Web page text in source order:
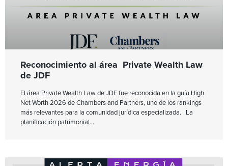
Reconocimiento al área Private Wealth Law
de JDF
El área Private Wealth Law de JDF fue reconocida en la guía High
Net Worth 2026 de Chambers and Partners, uno de los rankings
más relevantes para la comunidad jurídica especializada. La
planificación patrimonial